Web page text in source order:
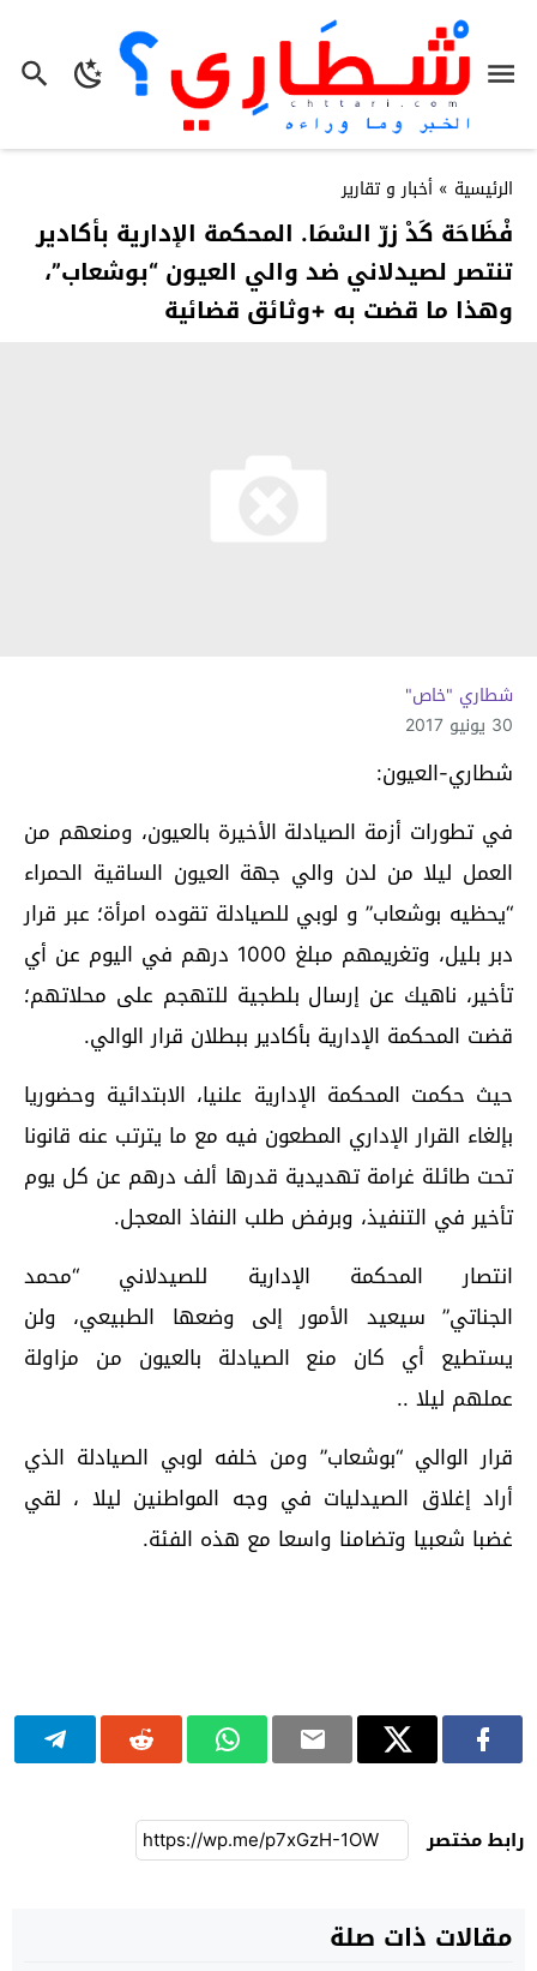
الرئيسية » أخبار و تقارير
فْظَاحَة كَدْ زرّ السْمَا. المحكمة الإدارية بأكادير
تنتصر لصيدلاني ضد والي العيون “بوشعاب”،
وهذا ما قضت به +وثائق قضائية
شطاري "خاص"
30 يونيو 2017
شطاري-العيون:
في تطورات أزمة الصيادلة الأخيرة بالعيون، ومنعهم من
العمل ليلا من لدن والي جهة العيون الساقية الحمراء
“يحظيه بوشعاب” و لوبي للصيادلة تقوده امرأة؛ عبر قرار
دبر بليل، وتغريمهم مبلغ 1000 درهم في اليوم عن أي
تأخير، ناهيك عن إرسال بلطجية للتهجم على محلاتهم؛
قضت المحكمة الإدارية بأكادير ببطلان قرار الوالي.
حيث حكمت المحكمة الإدارية علنيا، الابتدائية وحضوريا
بإلغاء القرار الإداري المطعون فيه مع ما يترتب عنه قانونا
تحت طائلة غرامة تهديدية قدرها ألف درهم عن كل يوم
تأخير في التنفيذ، وبرفض طلب النفاذ المعجل.
انتصار المحكمة الإدارية للصيدلاني “محمد
الجناتي” سيعيد الأمور إلى وضعها الطبيعي، ولن
يستطيع أي كان منع الصيادلة بالعيون من مزاولة
عملهم ليلا ..
قرار الوالي “بوشعاب” ومن خلفه لوبي الصيادلة الذي
أراد إغلاق الصيدليات في وجه المواطنين ليلا ، لقي
غضبا شعبيا وتضامنا واسعا مع هذه الفئة.
رابط مختصر
مقالات ذات صلة